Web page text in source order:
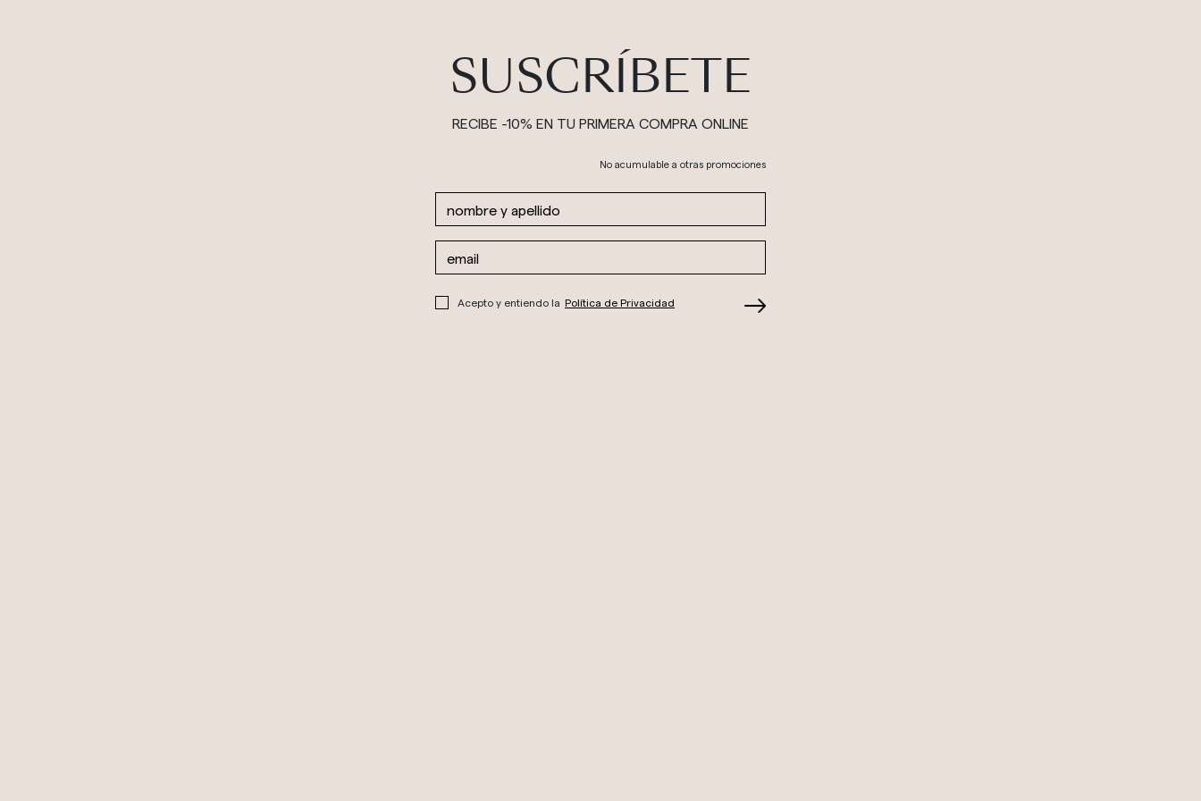
SUSCRÍBETE
RECIBE -10% EN TU PRIMERA COMPRA ONLINE
No acumulable a otras promociones
Acepto y entiendo la Política de Privacidad